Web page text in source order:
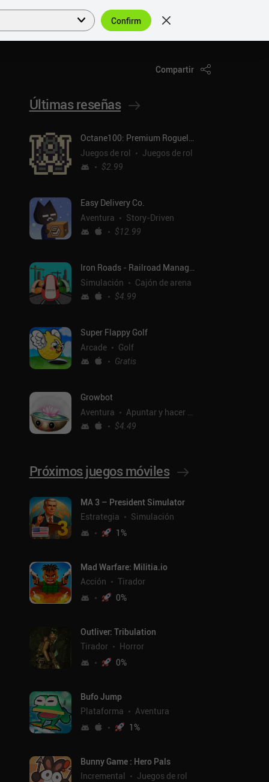
ES
Compartir
Últimas reseñas
Octane100: Premium Roguelike
Juegos de rol
Juegos de rol
$2.99
Easy Delivery Co.
Aventura
Story-Driven
$12.99
Iron Roads - Railroad Manager
Simulación
Cajón de arena
$4.99
Super Flappy Golf
Arcade
Golf
Gratis
Growbot
Aventura
Apuntar y hacer clic
$4.49
Próximos juegos móviles
MA 3 – President Simulator
Estrategia
Simulación
1%
Mad Warfare: Militia.io
Acción
Tirador
0%
Outliver: Tribulation
Tirador
Horror
0%
Bufo Jump
Plataforma
Aventura
1%
Bunny Game : Hero Pals
Incremental
Juegos de rol
Confirm